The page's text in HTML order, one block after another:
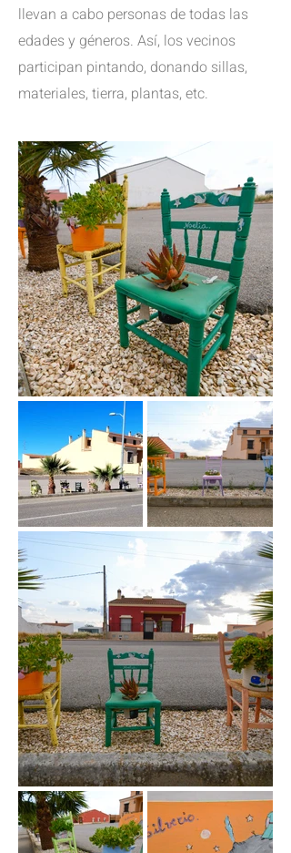
llevan a cabo personas de todas las
edades y géneros. Así, los vecinos
participan pintando, donando sillas,
materiales, tierra, plantas, etc.